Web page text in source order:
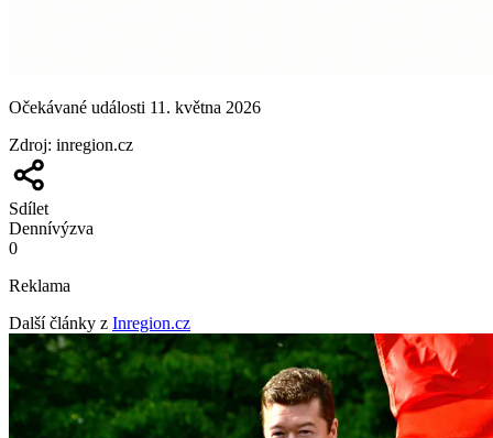
Očekávané události 11. května 2026
Zdroj: inregion.cz
Sdílet
Dennívýzva
0
Reklama
Další články z Inregion.cz